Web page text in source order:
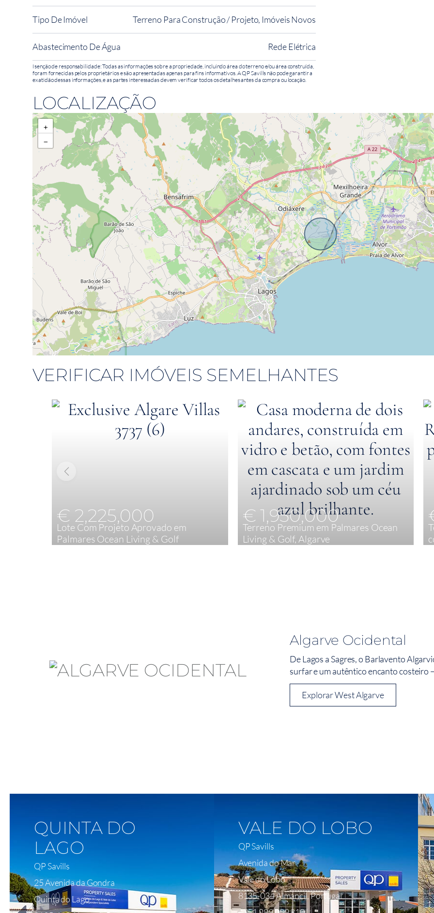
Tipo De Imóvel Terreno Para Construção / Projeto, Imóveis Novos
Abastecimento De Água Rede Elétrica
Isenção de responsabilidade: Todas as informações sobre a propriedade, incluindo área do terreno e/ou área construída,
foram fornecidas pelos proprietários e são apresentadas apenas para fins informativos. A QP Savills não pode garantir a
exatidão dessas informações, e as partes interessadas devem verificar todos os detalhes antes da compra ou locação.
LOCALIZAÇÃO
+
−
VERIFICAR IMÓVEIS SEMELHANTES
€ 2,225,000
Lote Com Projeto Aprovado em
Palmares Ocean Living & Golf
€ 1,950,000
Terreno Premium em Palmares Ocean
Living & Golf, Algarve
Algarve Ocidental
De Lagos a Sagres, o Barlavento
surfar e um autêntico encanto
Explorar West Algarve
QUINTA DO
LAGO
QP Savills
25 Avenida da Gondra
Quinta do Lago
VALE DO LOBO
QP Savills
Avenida do Mar
Vale do Lobo
8135-034 Almancil, Portugal